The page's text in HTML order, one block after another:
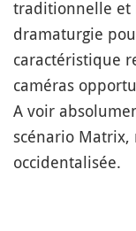
traditionnelle et
dramaturgie
caractéristique
caméras
A voir
scénario
occidentalisée.